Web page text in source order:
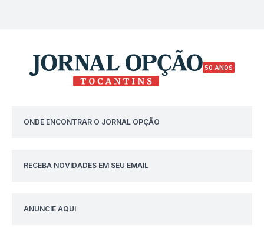
50 ANOS
ONDE ENCONTRAR O JORNAL OPÇÃO
RECEBA NOVIDADES EM SEU EMAIL
ANUNCIE AQUI